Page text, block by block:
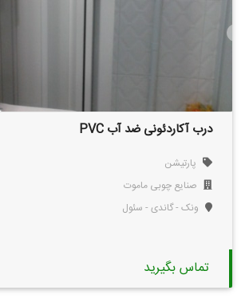
درب آکاردئونی ضد آب PVC
پارتیشن
صنایع چوبی ماموت
ونک - گاندی - سئول
تماس بگیرید